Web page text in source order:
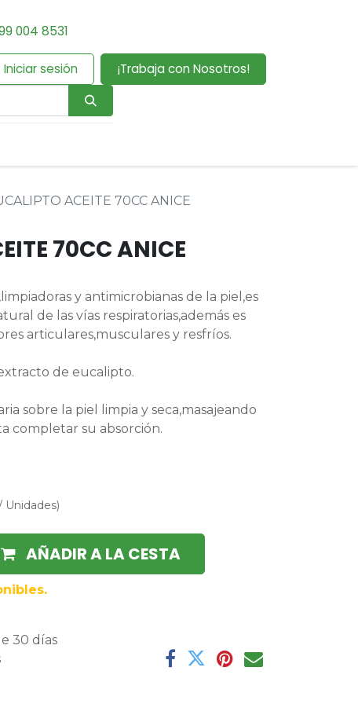
004 8531
Iniciar sesión ¡Trabaja con Nosotros!
ACEITE 70CC ANICE
70CC ANICE
y antimicrobianas de la piel,es
de las vías respiratorias,además es
articulares,musculares y resfríos.
de eucalipto.
sobre la piel limpia y seca,masajeando
completar su absorción.
Unidades)
AÑADIR A LA CESTA
30 días